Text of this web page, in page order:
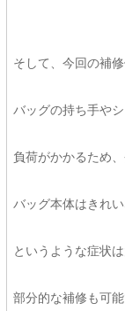
そして、今回の補修
バッグの持ち手や
負荷がかかるため
バッグ本体はきれ
というような症状
部分的な補修も可